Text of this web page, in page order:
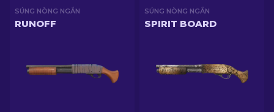
SÚNG NÒNG NGẮN
RUNOFF
SÚNG NÒNG NGẮN
SPIRIT BOARD